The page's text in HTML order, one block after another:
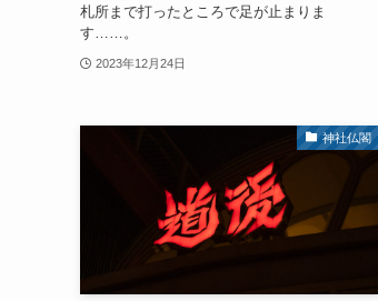
札所まで打ったところで足が止まりま
す……。
2023年12月24日
神社仏閣